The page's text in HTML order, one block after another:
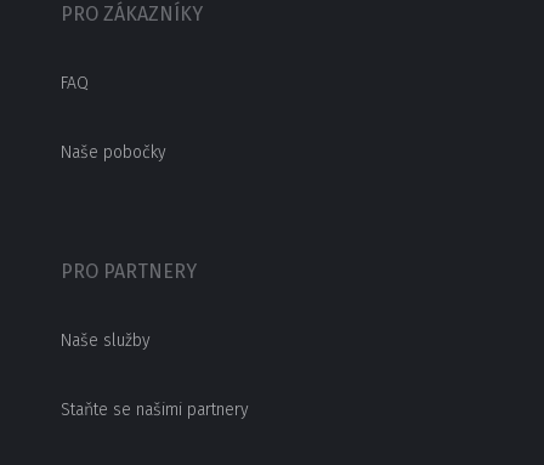
PRO ZÁKAZNÍKY
FAQ
Naše pobočky
PRO PARTNERY
Naše služby
Staňte se našimi partnery